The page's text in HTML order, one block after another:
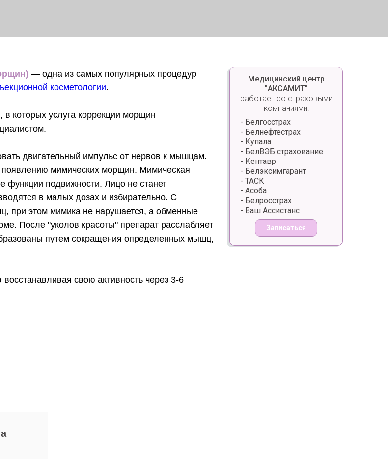
— одна из самых популярных процедур
косметологии.
в которых услуга коррекции морщин
двигательный импульс от нервов к мышцам.
мимических морщин. Мимическая
функции подвижности. Лицо не станет
в малых дозах и избирательно. С
при этом мимика не нарушается, а обменные
После ''уколов красоты" препарат расслабляет
путем сокращения определенных мышц,
свою активность через 3-6
Медицинский центр
"АКСАМИТ"
работает со страховыми
компаниями:
- Белгосстрах
- Белнефтестрах
- Купала
- БелВЭБ страхование
- Кентавр
- Белэксимгарант
- ТАСК
- Асоба
- Белросстрах
- Ваш Ассистанс
Записаться